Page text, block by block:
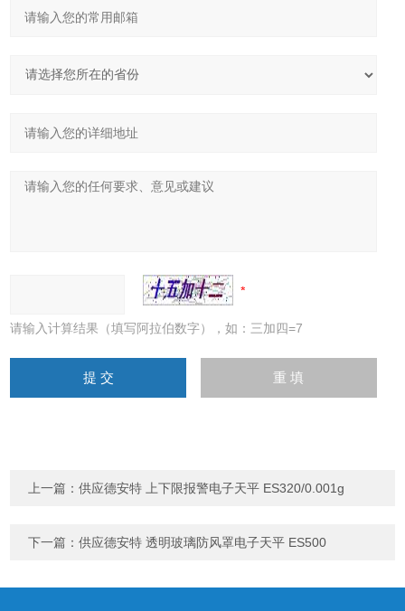
请输入计算结果（填写阿拉伯数字），如：三加四=7
上一篇：供应德安特 上下限报警电子天平 ES320/0.001g
下一篇：供应德安特 透明玻璃防风罩电子天平 ES500